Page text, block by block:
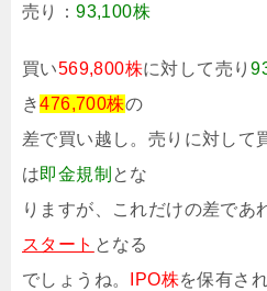
売り：93,100株
買い569,800株に対して売り
き476,700株の
差で買い越し。売りに対して
は即金規制 とな
りますが、これだけの差であ
スタート となる
でしょうね。
IPO株を保有さ